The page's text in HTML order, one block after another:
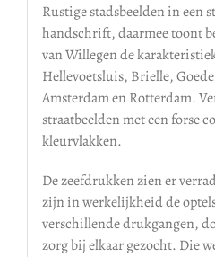
Rustige stadsbeelden in een
handschrift, daarmee toont
van Willegen de
Hellevoetsluis, Brielle,
Amsterdam en Rotterdam.
straatbeelden met een forse
kleurvlakken.
De zeefdrukken zien er
zijn in werkelijkheid de
verschillende drukgangen,
zorg bij elkaar gezocht. Die